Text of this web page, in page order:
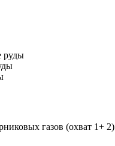
руды
газов (охват 1+ 2)